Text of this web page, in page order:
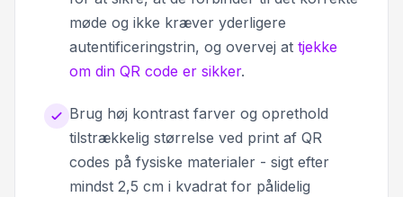
møde og ikke kræver yderligere
autentificeringstrin, og overvej at tjekke
om din QR code er sikker.
Brug høj kontrast farver og oprethold
tilstrækkelig størrelse ved print af QR
codes på fysiske materialer - sigt efter
mindst 2,5 cm i kvadrat for pålidelig